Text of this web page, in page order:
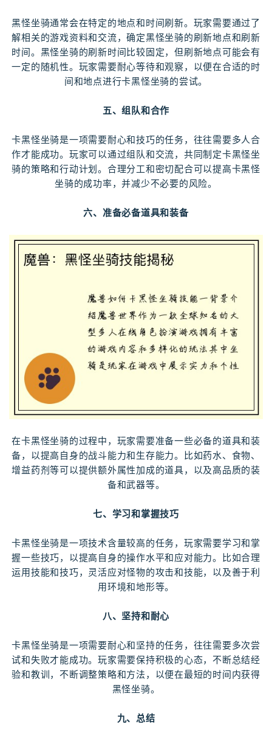
黑怪坐骑通常会在特定的地点和时间刷新。玩家需要通过了
解相关的游戏资料和交流，确定黑怪坐骑的刷新地点和刷新
时间。黑怪坐骑的刷新时间比较固定，但刷新地点可能会有
一定的随机性。玩家需要耐心等待和观察，以便在合适的时
间和地点进行卡黑怪坐骑的尝试。
五、组队和合作
卡黑怪坐骑是一项需要耐心和技巧的任务，往往需要多人合
作才能成功。玩家可以通过组队和交流，共同制定卡黑怪坐
骑的策略和行动计划。合理分工和密切配合可以提高卡黑怪
坐骑的成功率，并减少不必要的风险。
六、准备必备道具和装备
在卡黑怪坐骑的过程中，玩家需要准备一些必备的道具和装
备，以提高自身的战斗能力和生存能力。比如药水、食物、
增益药剂等可以提供额外属性加成的道具，以及高品质的装
备和武器等。
七、学习和掌握技巧
卡黑怪坐骑是一项技术含量较高的任务，玩家需要学习和掌
握一些技巧，以提高自身的操作水平和应对能力。比如合理
运用技能和技巧，灵活应对怪物的攻击和技能，以及善于利
用环境和地形等。
八、坚持和耐心
卡黑怪坐骑是一项需要耐心和坚持的任务，往往需要多次尝
试和失败才能成功。玩家需要保持积极的心态，不断总结经
验和教训，不断调整策略和方法，以便在最短的时间内获得
黑怪坐骑。
九、总结